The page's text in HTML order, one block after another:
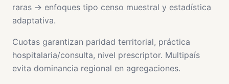
raras → enfoques tipo censo muestral y estadística
adaptativa.
Cuotas garantizan paridad territorial, práctica
hospitalaria/consulta, nivel prescriptor. Multipaís
evita dominancia regional en agregaciones.